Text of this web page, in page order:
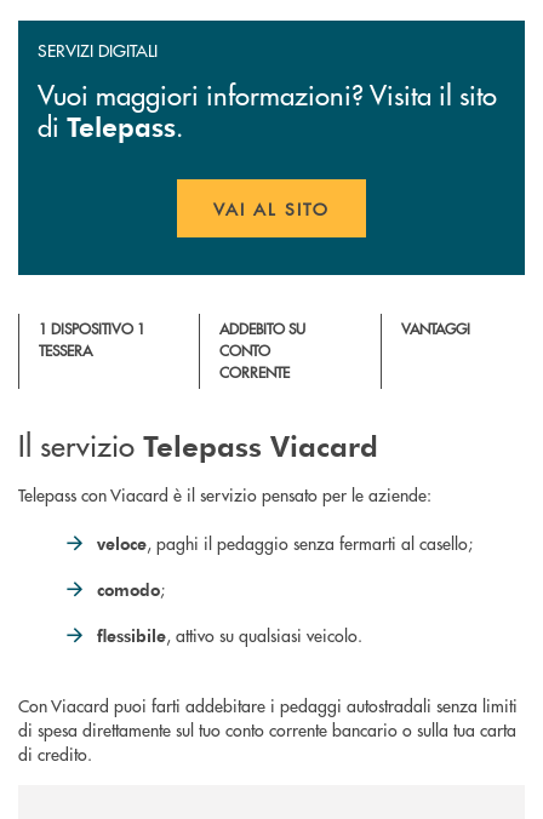
SERVIZI DIGITALI
Vuoi maggiori informazioni? Visita il sito
di Telepass.
VAI AL SITO
1 DISPOSITIVO 1
TESSERA
ADDEBITO SU
CONTO
CORRENTE
VANTAGGI
Il servizio Telepass Viacard
Telepass con Viacard è il servizio pensato per le aziende:
veloce, paghi il pedaggio senza fermarti al casello;
comodo;
flessibile, attivo su qualsiasi veicolo.
Con Viacard puoi farti addebitare i pedaggi autostradali senza limiti
di spesa direttamente sul tuo conto corrente bancario o sulla tua carta
di credito.